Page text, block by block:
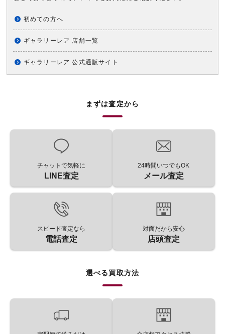
初めての方へ
ギャラリーレア 店舗一覧
ギャラリーレア 公式通販サイト
まずは査定から
チャットで気軽に
LINE査定
24時間いつでもOK
メール査定
スピード査定なら
電話査定
対面だから安心
店頭査定
選べる買取方法